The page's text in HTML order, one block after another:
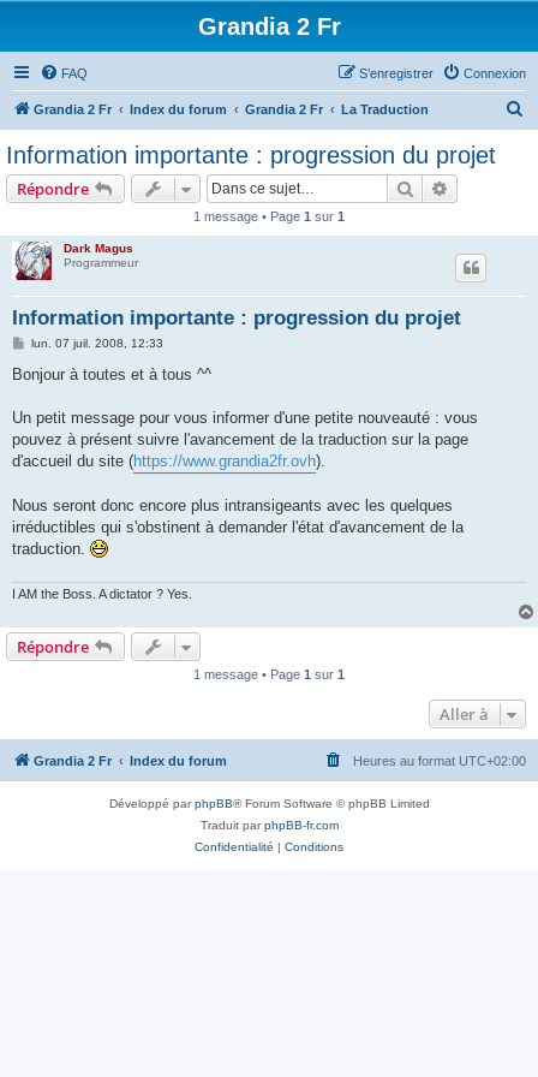
Grandia 2 Fr
FAQ Connexion
S’enregistrer
Grandia 2 Fr Index du forum Grandia 2 Fr La Traduction
Information importante : progression du projet
Répondre Rechercher
1 message • Page 1 sur 1
Dark Magus
Programmeur
Information importante : progression du projet
M
s
g
lun. 07 juil. 2008, 12:33
Bonjour à toutes et à tous ^^
Un petit message pour vous informer d'une petite nouveauté : vous
pouvez à présent suivre l'avancement de la traduction sur la page
d'accueil du site (https://www.grandia2fr.ovh).
Nous seront donc encore plus intransigeants avec les quelques
irréductibles qui s'obstinent à demander l'état d'avancement de la
traduction.
I AM the Boss. A dictator ? Yes.
Répondre
1 message • Page 1 sur 1
Aller à
Grandia 2 Fr Index du forum Heures au format UTC+02:00
Développé parphpBB® Forum Software © phpBB Limited
Traduit parphpBB-fr.com
Confidentialité | Conditions